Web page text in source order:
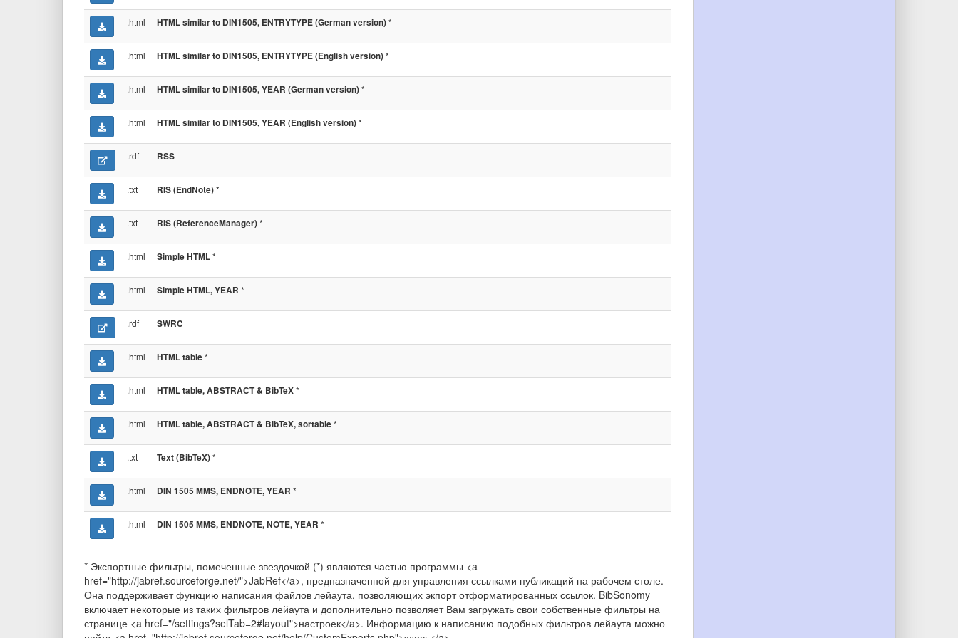
.html HTML similar to DIN1505, ENTRYTYPE (German version)*
.html HTML similar to DIN1505, ENTRYTYPE (English version)*
.html HTML similar to DIN1505, YEAR (German version)*
.html HTML similar to DIN1505, YEAR (English version)*
.rdf RSS
.txt RIS (EndNote)*
.txt RIS (ReferenceManager)*
.html Simple HTML*
.html Simple HTML, YEAR *
.rdf SWRC
.html HTML table*
.html HTML table, ABSTRACT & BibTeX*
.html HTML table, ABSTRACT & BibTeX, sortable*
.txt Text (BibTeX)*
.html DIN 1505 MMS, ENDNOTE, YEAR *
.html DIN 1505 MMS, ENDNOTE, NOTE, YEAR *
* Экспортные фильтры, помеченные звездочкой (*) являются частью программы <a
href="http://jabref.sourceforge.net/">JabRef</a>, предназначенной для управления ссылками публикаций на рабочем столе.
Она поддерживает функцию написания файлов лейаута, позволяющих экпорт отформатированных ссылок. BibSonomy
включает некоторые из таких фильтров лейаута и дополнительно позволяет Вам загружать свои собственные фильтры на
странице <a href="/settings?selTab=2#layout">настроек</a>. Информацию к написанию подобных фильтров лейаута можно